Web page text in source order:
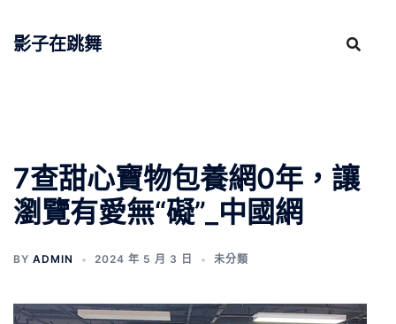
影子在跳舞
7查甜心寶物包養網0年，讓
瀏覽有愛無“礙”_中國網
BY ADMIN 2024 年 5 月 3 日 未分類